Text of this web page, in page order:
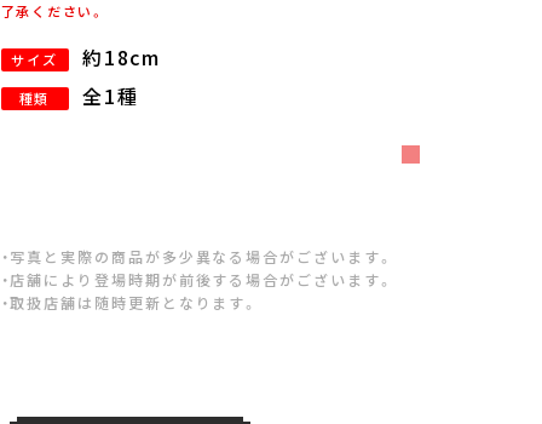
了承ください。
サイズ 約18cm
種類 全1種
・写真と実際の商品が多少異なる場合がございます。
・店舗により登場時期が前後する場合がございます。
・取扱店舗は随時更新となります。